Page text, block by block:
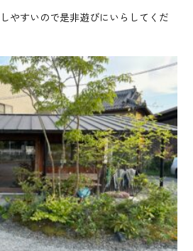
やすいので是非遊びにいらしてくだ